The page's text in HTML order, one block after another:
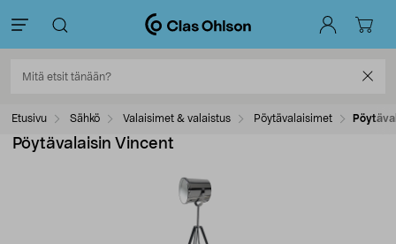
Etusivu Sähkö Valaisimet & valaistus Pöytävalaisimet
Pöytävalaisin Vincent